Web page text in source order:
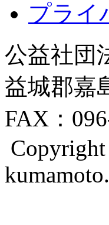
プライ
公益社団
益城郡嘉
FAX：